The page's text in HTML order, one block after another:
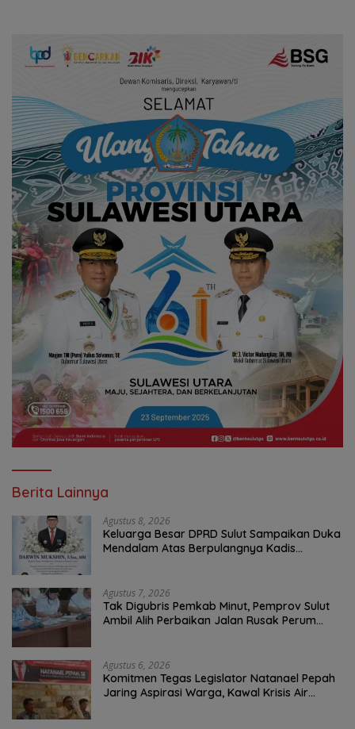
Berita Lainnya
Agustus 8, 2026
Keluarga Besar DPRD Sulut Sampaikan Duka
Mendalam Atas Berpulangnya Kadis
Agustus 7, 2026
Tak Digubris Pemkab Minut, Pemprov Sulut
Ambil Alih Perbaikan Jalan Rusak Perum
Agustus 6, 2026
Komitmen Tegas Legislator Natanael Pepah
Jaring Aspirasi Warga, Kawal Krisis Air